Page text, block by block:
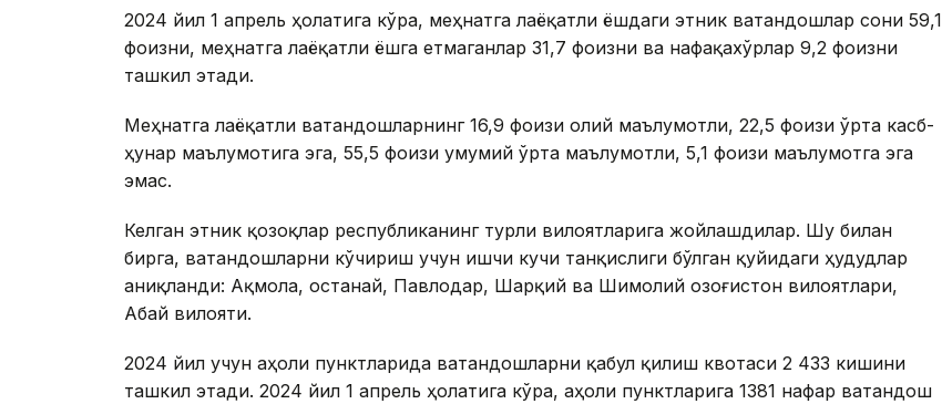
2024 йил 1 апрель ҳолатига кўра, меҳнатга лаёқатли ёшдаги этник ватандошлар сони 59,1
фоизни, меҳнатга лаёқатли ёшга етмаганлар 31,7 фоизни ва нафақахўрлар 9,2 фоизни
ташкил этади.
Меҳнатга лаёқатли ватандошларнинг 16,9 фоизи олий маълумотли, 22,5 фоизи ўрта касб-
ҳунар маълумотига эга, 55,5 фоизи умумий ўрта маълумотли, 5,1 фоизи маълумотга эга
эмас.
Келган этник қозоқлар республиканинг турли вилоятларига жойлашдилар. Шу билан
бирга, ватандошларни кўчириш учун ишчи кучи танқислиги бўлган қуйидаги ҳудудлар
аниқланди: Ақмола, Қостанай, Павлодар, Шарқий ва Шимолий Қозоғистон вилоятлари,
Абай вилояти.
2024 йил учун аҳоли пунктларида ватандошларни қабул қилиш квотаси 2 433 кишини
ташкил этади. 2024 йил 1 апрель ҳолатига кўра, аҳоли пунктларига 1381 нафар ватандош